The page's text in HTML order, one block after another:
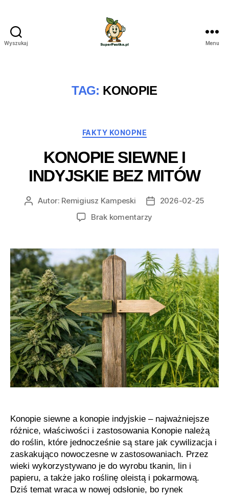
Wyszukaj Menu
TAG: KONOPIE
Kategorie
FAKTY KONOPNE
KONOPIE SIEWNE I
INDYJSKIE BEZ MITÓW
AutorAutor: Remigiusz Kampeski
Data2026-02-25
Brak komentarzy
i
indyjskie
bez
mitów
Konopie siewne a konopie indyjskie – najważniejsze
różnice, właściwości i zastosowania Konopie należą
do roślin, które jednocześnie są stare jak cywilizacja i
zaskakująco nowoczesne w zastosowaniach. Przez
wieki wykorzystywano je do wyrobu tkanin, lin i
papieru, a także jako roślinę oleistą i pokarmową.
Dziś temat wraca w nowej odsłonie, bo rynek